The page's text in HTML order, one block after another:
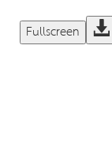
Fullscreen